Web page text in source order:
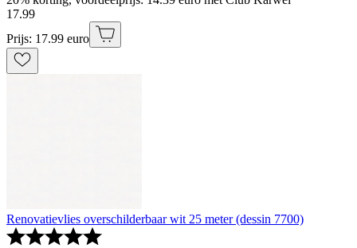
17.99
Prijs: 17.99 euro
Renovatievlies overschilderbaar wit 25 meter (dessin 7700)